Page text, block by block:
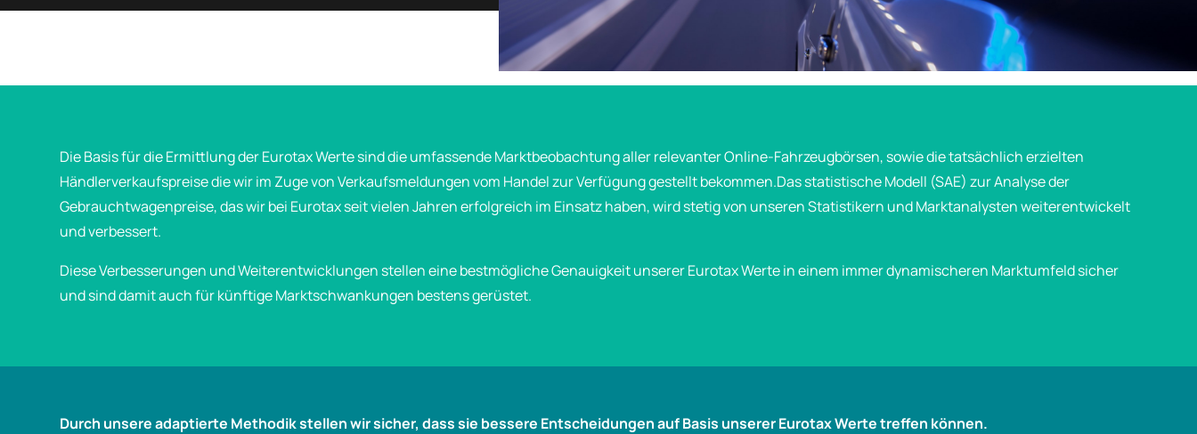
Die Basis für die Ermittlung der Eurotax Werte sind die umfassende Marktbeobachtung aller relevanter Online-Fahrzeugbörsen, sowie die tatsächlich erzielten
Händlerverkaufspreise die wir im Zuge von Verkaufsmeldungen vom Handel zur Verfügung gestellt bekommen.Das statistische Modell (SAE) zur Analyse der
Gebrauchtwagenpreise, das wir bei Eurotax seit vielen Jahren erfolgreich im Einsatz haben, wird stetig von unseren Statistikern und Marktanalysten weiterentwickelt
und verbessert.
Diese Verbesserungen und Weiterentwicklungen stellen eine bestmögliche Genauigkeit unserer Eurotax Werte in einem immer dynamischeren Marktumfeld sicher
und sind damit auch für künftige Marktschwankungen bestens gerüstet.
Durch unsere adaptierte Methodik stellen wir sicher, dass sie bessere Entscheidungen auf Basis unserer Eurotax Werte treffen können.